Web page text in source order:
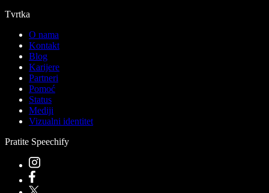
Tvrtka
O nama
Kontakt
Blog
Karijere
Partneri
Pomoć
Status
Mediji
Vizualni identitet
Pratite Speechify